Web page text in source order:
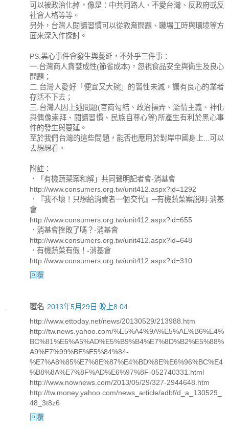
可以被政治化掉，像是：中共同路人、不愛台灣、反政府或反
社會人格等等。
另外，台灣人閱讀習慣可以從教育問題、職場工時與環境等方
面來深入作探討。
PS.黑心事件會發生與蔓延，不外乎三件事：
一.台灣商人貪婪成性(節省成本)，忽視食品安全與衛生及良心
問題；
二.台灣人愛好「便宜又大碗」的習性未減，讓有良心的業者
存活不下去；
三.台灣人因上述問題(官商勾結、政治操弄、濫情主義、神化
與偶像崇拜、閱讀習慣、民族自尊心等)所產生有利於黑心事
件的發生與蔓延。
至於我們台灣的這些問題，能否也應用於對岸中國身上...可以
去想想看。
附註：
．「有機蔬菜案和解」共同聲明記者會-消基會
http://www.consumers.org.tw/unit412.aspx?id=1292
．『我不壞！只想給消費者一個交代』─有機蔬菜案說明-消基
會
http://www.consumers.org.tw/unit412.aspx?id=655
．消基會挫敗了嗎？-消基會
http://www.consumers.org.tw/unit412.aspx?id=648
．有機蔬菜有假！-消基會
http://www.consumers.org.tw/unit412.aspx?id=310
回覆
匿名 2013年5月29日 晚上8:04
http://www.ettoday.net/news/20130529/213988.htm
http://tw.news.yahoo.com/%E5%A4%9A%E5%AE%B6%E4%
BC%81%E6%A5%AD%E5%B9%B4%E7%8D%B2%E5%88%
A9%E7%99%BE%E5%84%84-
%E7%A8%85%E7%8E%87%E4%BD%8E%E6%96%BC%E4
%B8%8A%E7%8F%AD%E6%97%8F-052740331.html
http://www.nownews.com/2013/05/29/327-2944648.htm
http://tw.money.yahoo.com/news_article/adbf/d_a_130529_
48_3t8z6
回覆